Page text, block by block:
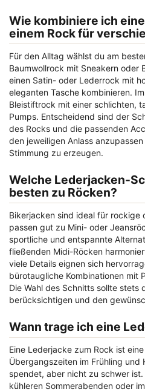
Wie kombiniere ich
einem Rock für
Für den Alltag wählst du am
Baumwollrock mit Sneakern oder
einen Satin- oder Lederrock mit
eleganten Tasche kombinieren.
Bleistiftrock mit einer schlichten,
Pumps. Entscheidend sind der
des Rocks und die passenden
den jeweiligen Anlass
Stimmung zu erzeugen.
Welche Lederjacken-
besten zu Röcken?
Bikerjacken sind ideal für rockige
passen gut zu Mini- oder
sportliche und entspannte
fließenden Midi-Röcken
viele Details eignen sich
bürotaugliche Kombinationen mit
Die Wahl des Schnitts sollte stets
berücksichtigen und den
Wann trage ich eine
Eine Lederjacke zum Rock ist
Übergangszeiten im Frühling und
spendet, aber nicht zu schwer
kühleren Sommerabenden oder